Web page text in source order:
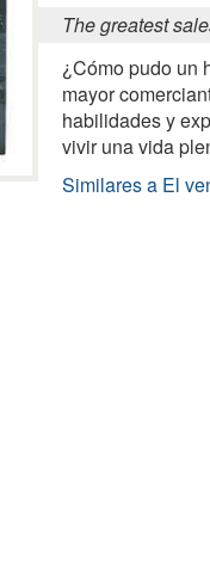
The greatest
¿Cómo pudo un
mayor
habilidades y
vivir una vida
Similares a El